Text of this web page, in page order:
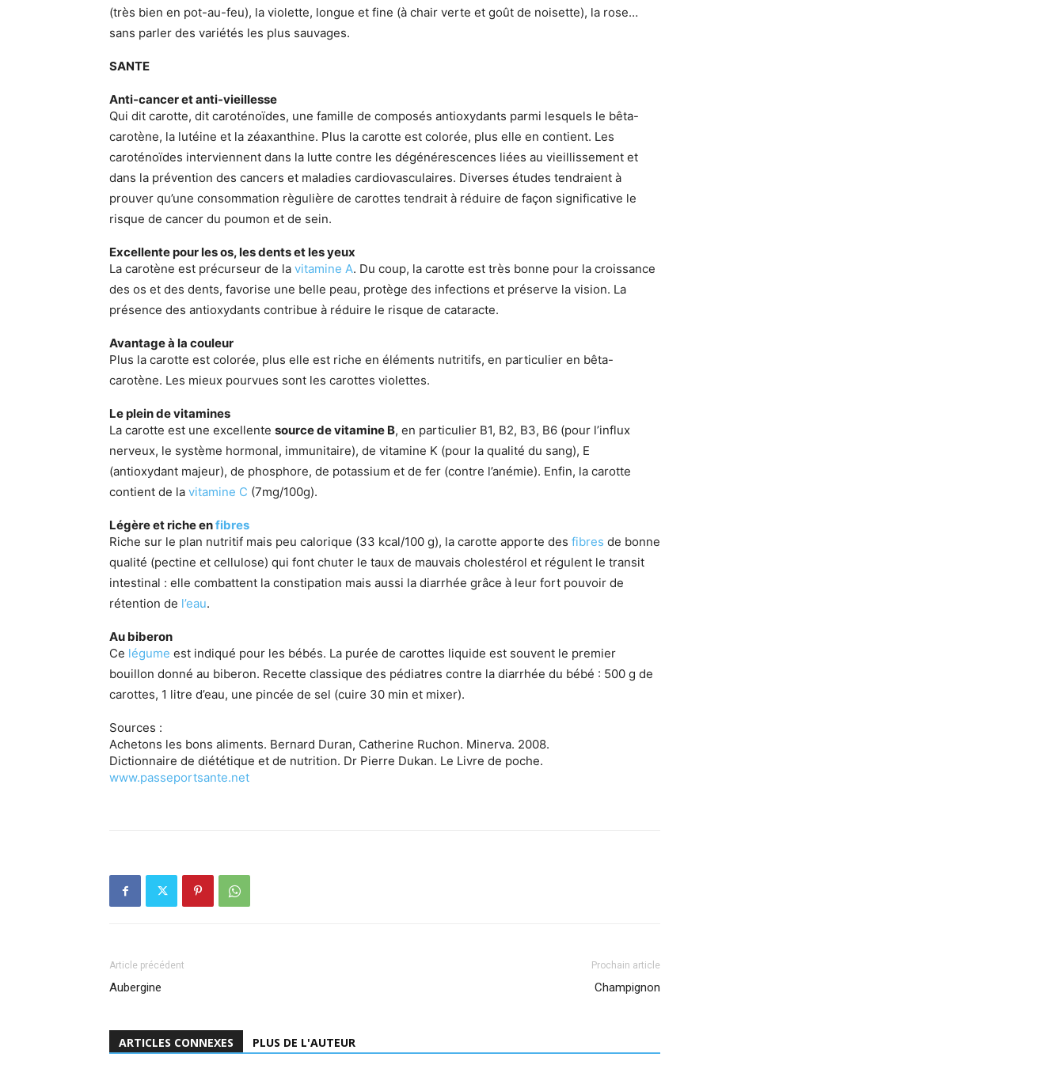
(très bien en pot-au-feu), la violette, longue et fine (à chair verte et goût de noisette), la rose…
sans parler des variétés les plus sauvages.
SANTE
Anti-cancer et anti-vieillesse
Qui dit carotte, dit caroténoïdes, une famille de composés antioxydants parmi lesquels le bêta-
carotène, la lutéine et la zéaxanthine. Plus la carotte est colorée, plus elle en contient. Les
caroténoïdes interviennent dans la lutte contre les dégénérescences liées au vieillissement et
dans la prévention des cancers et maladies cardiovasculaires. Diverses études tendraient à
prouver qu’une consommation règulière de carottes tendrait à réduire de façon significative le
risque de cancer du poumon et de sein.
Excellente pour les os, les dents et les yeux
La carotène est précurseur de la vitamine A. Du coup, la carotte est très bonne pour la croissance
des os et des dents, favorise une belle peau, protège des infections et préserve la vision. La
présence des antioxydants contribue à réduire le risque de cataracte.
Avantage à la couleur
Plus la carotte est colorée, plus elle est riche en éléments nutritifs, en particulier en bêta-
carotène. Les mieux pourvues sont les carottes violettes.
Le plein de vitamines
La carotte est une excellente source de vitamine B, en particulier B1, B2, B3, B6 (pour l’influx
nerveux, le système hormonal, immunitaire), de vitamine K (pour la qualité du sang), E
(antioxydant majeur), de phosphore, de potassium et de fer (contre l’anémie). Enfin, la carotte
contient de la vitamine C (7mg/100g).
Légère et riche enfibres
Riche sur le plan nutritif mais peu calorique (33 kcal/100 g), la carotte apporte des fibres de bonne
qualité (pectine et cellulose) qui font chuter le taux de mauvais cholestérol et régulent le transit
intestinal : elle combattent la constipation mais aussi la diarrhée grâce à leur fort pouvoir de
rétention de l’eau.
Au biberon
Ce légume est indiqué pour les bébés. La purée de carottes liquide est souvent le premier
bouillon donné au biberon. Recette classique des pédiatres contre la diarrhée du bébé : 500 g de
carottes, 1 litre d’eau, une pincée de sel (cuire 30 min et mixer).
Sources :
Achetons les bons aliments. Bernard Duran, Catherine Ruchon. Minerva. 2008.
Dictionnaire de diététique et de nutrition. Dr Pierre Dukan. Le Livre de poche.
www.passeportsante.net
Article précédent
Aubergine
Prochain article
Champignon
ARTICLES CONNEXES PLUS DE L'AUTEUR